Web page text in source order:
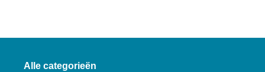
Alle categorieën